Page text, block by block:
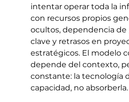
intentar operar toda la
con recursos propios
ocultos, dependencia de
clave y retrasos en
estratégicos. El modelo
depende del contexto,
constante: la tecnología
capacidad, no absorberla.